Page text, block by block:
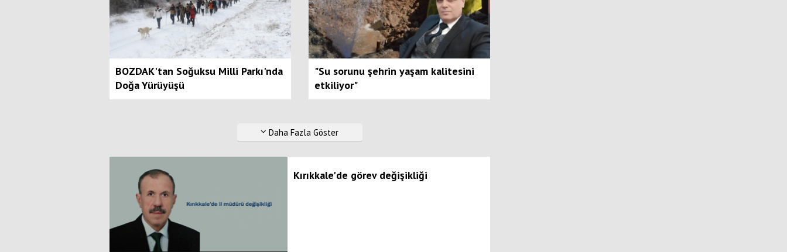
BOZDAK'tan Soğuksu Milli Parkı'nda
Doğa Yürüyüşü
"Su sorunu şehrin yaşam kalitesini
etkiliyor"
Daha Fazla Göster
Kırıkkale'de görev değişikliği